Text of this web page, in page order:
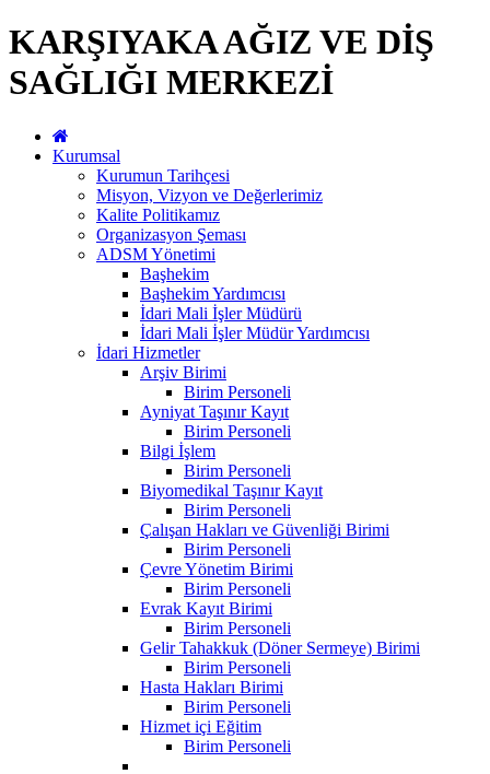
KARŞIYAKA AĞIZ VE DİŞ
SAĞLIĞI MERKEZİ
Kurumsal
Kurumun Tarihçesi
Misyon, Vizyon ve Değerlerimiz
Kalite Politikamız
Organizasyon Şeması
ADSM Yönetimi
Başhekim
Başhekim Yardımcısı
İdari Mali İşler Müdürü
İdari Mali İşler Müdür Yardımcısı
İdari Hizmetler
Arşiv Birimi
Birim Personeli
Ayniyat Taşınır Kayıt
Birim Personeli
Bilgi İşlem
Birim Personeli
Biyomedikal Taşınır Kayıt
Birim Personeli
Çalışan Hakları ve Güvenliği Birimi
Birim Personeli
Çevre Yönetim Birimi
Birim Personeli
Evrak Kayıt Birimi
Birim Personeli
Gelir Tahakkuk (Döner Sermeye) Birimi
Birim Personeli
Hasta Hakları Birimi
Birim Personeli
Hizmet içi Eğitim
Birim Personeli